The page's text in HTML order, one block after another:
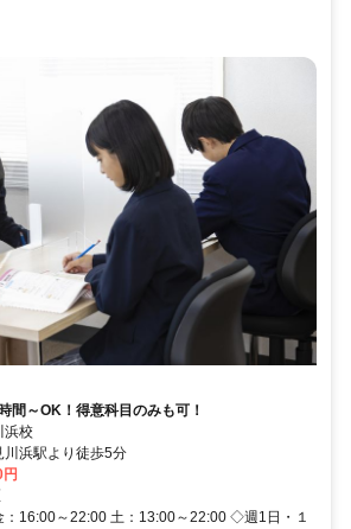
間～OK！得意科目のみも可！
浜校
浜駅より徒歩5分
：16:00～22:00 土：13:00～22:00 ◇週1日・１